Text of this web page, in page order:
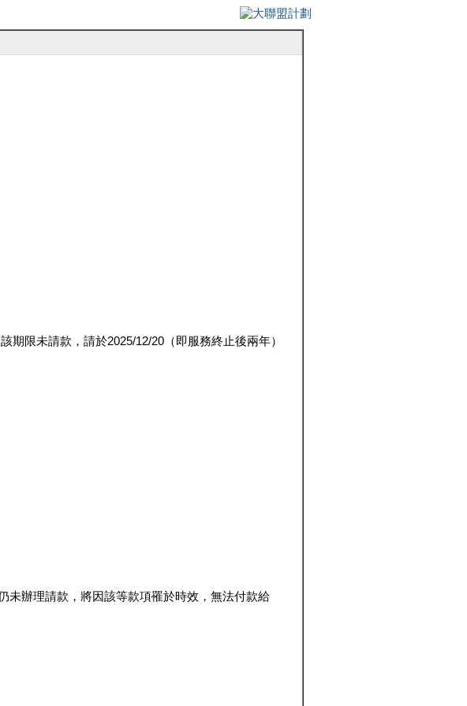
限未請款，請於2025/12/20（即服務終止後兩年）
未辦理請款，將因該等款項罹於時效，無法付款給